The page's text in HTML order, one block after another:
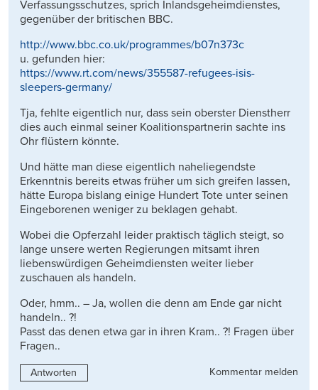
Verfassungsschutzes, sprich Inlandsgeheimdienstes,
gegenüber der britischen BBC.
http://www.bbc.co.uk/programmes/b07n373c
u. gefunden hier:
https://www.rt.com/news/355587-refugees-isis-
sleepers-germany/
Tja, fehlte eigentlich nur, dass sein oberster Dienstherr
dies auch einmal seiner Koalitionspartnerin sachte ins
Ohr flüstern könnte.
Und hätte man diese eigentlich naheliegendste
Erkenntnis bereits etwas früher um sich greifen lassen,
hätte Europa bislang einige Hundert Tote unter seinen
Eingeborenen weniger zu beklagen gehabt.
Wobei die Opferzahl leider praktisch täglich steigt, so
lange unsere werten Regierungen mitsamt ihren
liebenswürdigen Geheimdiensten weiter lieber
zuschauen als handeln.
Oder, hmm.. – Ja, wollen die denn am Ende gar nicht
handeln.. ?!
Passt das denen etwa gar in ihren Kram.. ?! Fragen über
Fragen..
Antworten Kommentar melden